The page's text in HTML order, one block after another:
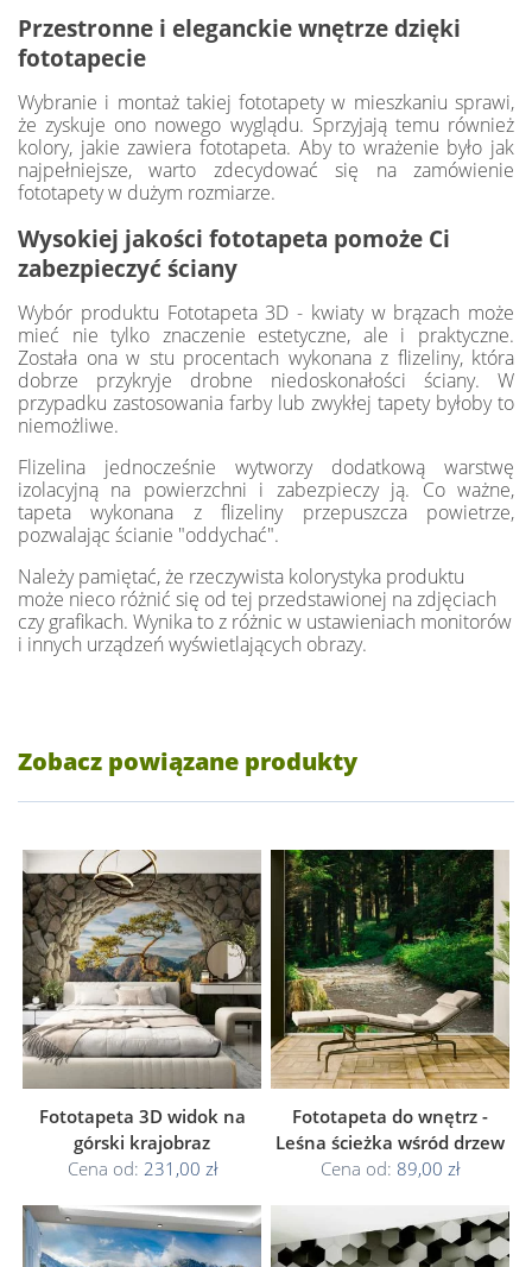
Przestronne i eleganckie wnętrze dzięki
fototapecie
Wybranie i montaż takiej fototapety w mieszkaniu sprawi,
że zyskuje ono nowego wyglądu. Sprzyjają temu również
kolory, jakie zawiera fototapeta. Aby to wrażenie było jak
najpełniejsze, warto zdecydować się na zamówienie
fototapety w dużym rozmiarze.
Wysokiej jakości fototapeta pomoże Ci
zabezpieczyć ściany
Wybór produktu Fototapeta 3D - kwiaty w brązach może
mieć nie tylko znaczenie estetyczne, ale i praktyczne.
Została ona w stu procentach wykonana z flizeliny, która
dobrze przykryje drobne niedoskonałości ściany. W
przypadku zastosowania farby lub zwykłej tapety byłoby to
niemożliwe.
Flizelina jednocześnie wytworzy dodatkową warstwę
izolacyjną na powierzchni i zabezpieczy ją. Co ważne,
tapeta wykonana z flizeliny przepuszcza powietrze,
pozwalając ścianie "oddychać".
Należy pamiętać, że rzeczywista kolorystyka produktu
może nieco różnić się od tej przedstawionej na zdjęciach
czy grafikach. Wynika to z różnic w ustawieniach monitorów
i innych urządzeń wyświetlających obrazy.
Zobacz powiązane produkty
Fototapeta 3D widok na
górski krajobraz
Cena od: 231,00 zł
Fototapeta do wnętrz -
Leśna ścieżka wśród drzew
Cena od: 89,00 zł